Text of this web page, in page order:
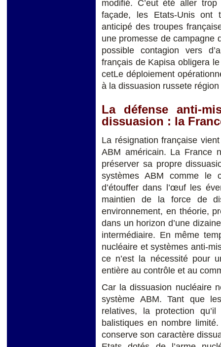
modifié. C’eut été aller
façade, les Etats-Unis ont
anticipé des troupes
une promesse de campagne
possible contagion vers
français de Kapisa obligera
cetLe déploiement
à la dissuasion russete
La défense anti-
dissuasion : la
La résignation française
ABM américain. La France
préserver sa propre
systèmes ABM comme le
d’étouffer dans l’œuf les
maintien de la force de
environnement, en théorie,
dans un horizon d’une
intermédiaire. En même
nucléaire et systèmes anti-
ce n’est la nécessité pour
entière au contrôle et au
Car la dissuasion nucléaire
système ABM. Tant que
relatives, la protection
balistiques en nombre
conserve son caractère